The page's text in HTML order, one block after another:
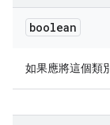
boolean
如果應將這個類